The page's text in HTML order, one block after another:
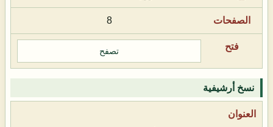
8
تصفح
نسخ أرشيفية